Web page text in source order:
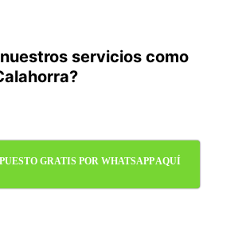
servicios como
GRATIS POR WHATSAPP AQUÍ